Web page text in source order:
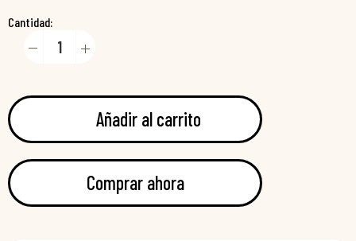
Cantidad:
Añadir al carrito
Comprar ahora